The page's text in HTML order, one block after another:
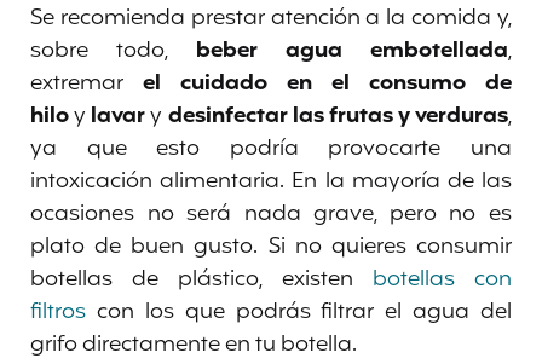
Se recomienda prestar atención a la comida y,
sobre todo, beber agua embotellada,
extremar el cuidado en el consumo de
hiloy lavary desinfectar las frutas y verduras,
ya que esto podría provocarte una
intoxicación alimentaria. En la mayoría de las
ocasiones no será nada grave, pero no es
plato de buen gusto. Si no quieres consumir
botellas de plástico, existen botellas con
filtros con los que podrás filtrar el agua del
grifo directamente en tu botella.